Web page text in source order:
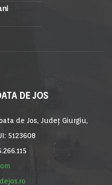
DE JOS
de Jos, Județ Giurgiu,
5123608